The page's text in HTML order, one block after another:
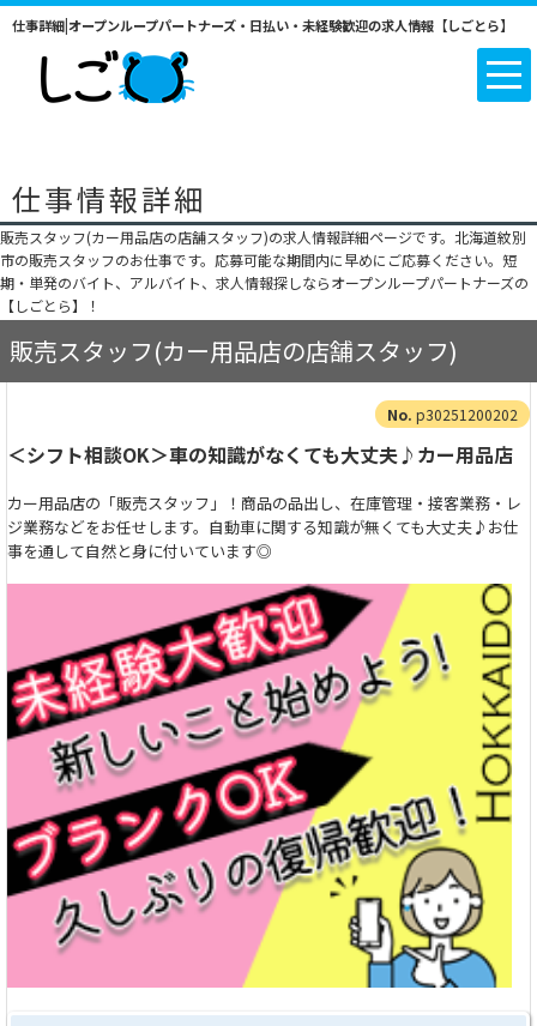
仕事詳細|オープンループパートナーズ・日払い・未経験歓迎の求人情報【しごとら】
仕事情報詳細
販売スタッフ(カー用品店の店舗スタッフ)の求人情報詳細ページです。北海道紋別
市の販売スタッフのお仕事です。応募可能な期間内に早めにご応募ください。短
期・単発のバイト、アルバイト、求人情報探しならオープンループパートナーズの
【しごとら】！
販売スタッフ(カー用品店の店舗スタッフ)
p30251200202
＜シフト相談OK＞車の知識がなくても大丈夫♪カー用品店
カー用品店の「販売スタッフ」！商品の品出し、在庫管理・接客業務・レ
ジ業務などをお任せします。自動車に関する知識が無くても大丈夫♪お仕
事を通して自然と身に付いています◎